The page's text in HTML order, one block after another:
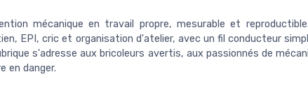
mécanique en travail propre, mesurable et
EPI, cric et organisation d'atelier, avec un fil conducteur
s'adresse aux bricoleurs avertis, aux passionnés de
en danger.